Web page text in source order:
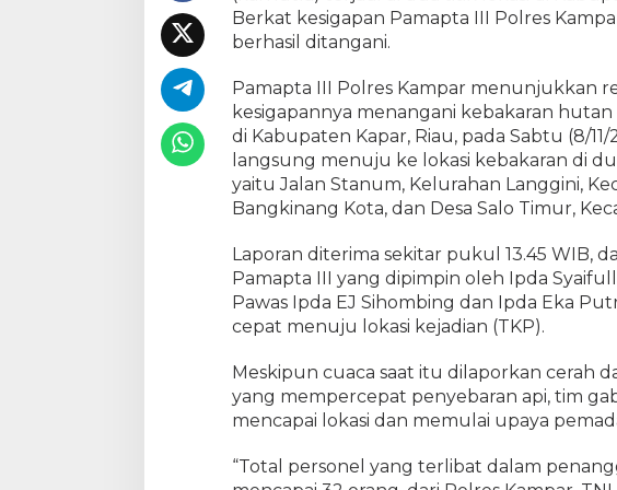
P
a
d
m
k
a
n
A
p
r
h
u
l
a
d
Berkat kesigapan Pamapta III Polres
berhasil ditangani.
Pamapta III Polres Kampar menunjukkan
kesigapannya menangani kebakaran
di Kabupaten Kapar, Riau, pada Sabtu (8/
langsung menuju ke lokasi kebakaran di
yaitu Jalan Stanum, Kelurahan Langgini,
Bangkinang Kota, dan Desa Salo Timur,
Laporan diterima sekitar pukul 13.45 WIB,
Pamapta III yang dipimpin oleh Ipda
Pawas Ipda EJ Sihombing dan Ipda Eka
cepat menuju lokasi kejadian (TKP).
Meskipun cuaca saat itu dilaporkan cerah
yang mempercepat penyebaran api, tim
mencapai lokasi dan memulai upaya
“Total personel yang terlibat dalam